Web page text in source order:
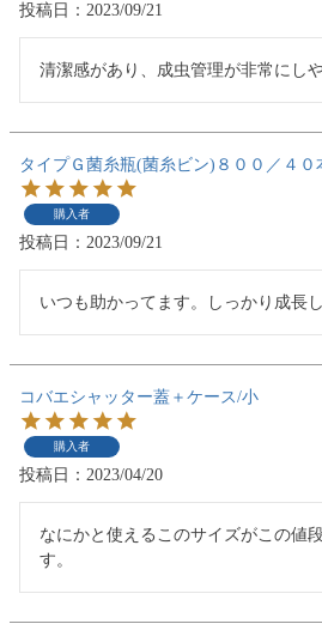
投稿日 2023/09/21
清潔感があり、成虫管理が非常にしや
タイプＧ菌糸瓶(菌糸ビン)８００／４０
購入者
投稿日 2023/09/21
いつも助かってます。しっかり成長
コバエシャッター蓋＋ケース/小
購入者
投稿日 2023/04/20
なにかと使えるこのサイズがこの値
す。